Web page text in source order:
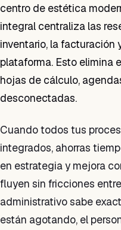
centro de estética
integral centraliza las
inventario, la facturación
plataforma. Esto elimina
hojas de cálculo,
desconectadas.
Cuando todos tus
integrados, ahorras
en estrategia y mejora
fluyen sin fricciones
administrativo sabe
están agotando, el